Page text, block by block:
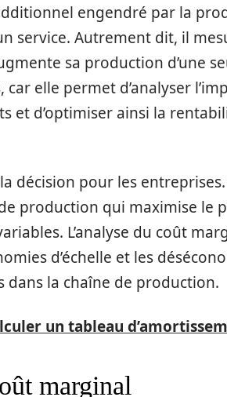
engendré par la
service. Autrement dit, il
sa production d’une
elle permet d’analyser
et d’optimiser ainsi la
décision pour les
production qui maximise le
L’analyse du coût
d’échelle et les
dans la chaîne de production.
un tableau
marginal